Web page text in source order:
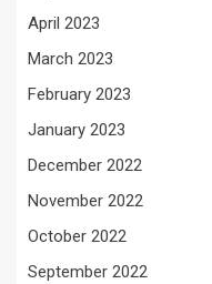
April 2023
March 2023
February 2023
January 2023
December 2022
November 2022
October 2022
September 2022